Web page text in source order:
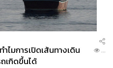
ไมการเปิดเส้นทางเดิน
เกิดขึ้นได้
...